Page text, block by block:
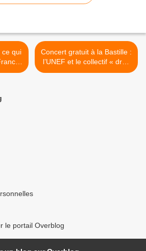
Concert gratuit à la Bastille :
l’UNEF et le collectif « droit
de vote 2014 » s’engagent
le portail Overblog